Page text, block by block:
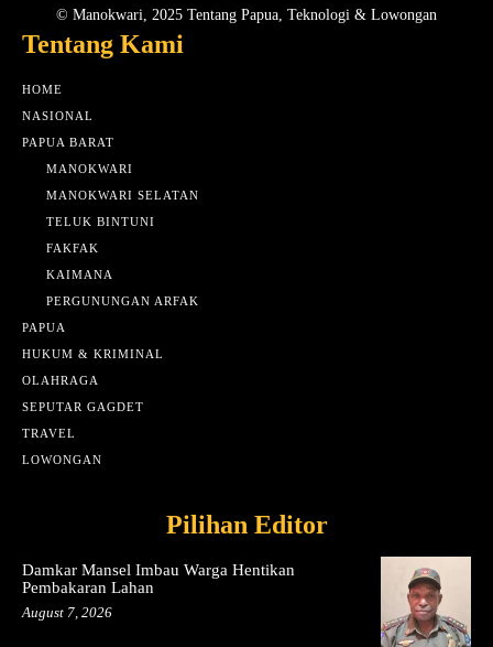
© Manokwari, 2025 Tentang Papua, Teknologi & Lowongan
Tentang Kami
HOME
NASIONAL
PAPUA BARAT
MANOKWARI
MANOKWARI SELATAN
TELUK BINTUNI
FAKFAK
KAIMANA
PERGUNUNGAN ARFAK
PAPUA
HUKUM & KRIMINAL
OLAHRAGA
SEPUTAR GAGDET
TRAVEL
LOWONGAN
Pilihan Editor
Damkar Mansel Imbau Warga Hentikan
Pembakaran Lahan
August 7, 2026